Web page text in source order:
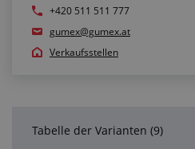
+420 511 511 777
gumex@gumex.at
Verkaufsstellen
Tabelle der Varianten (9)